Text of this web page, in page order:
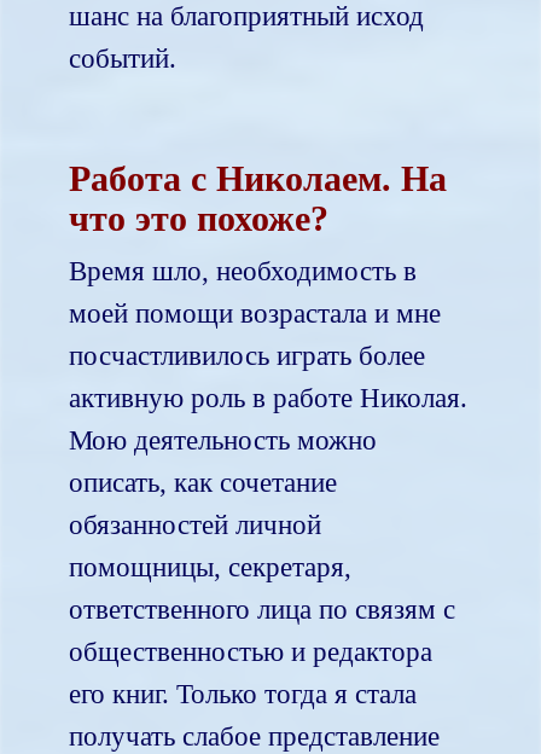
шанс на благоприятный исход
событий.
Работа с Николаем. На
что это похоже?
Время шло, необходимость в
моей помощи возрастала и мне
посчастливилось играть более
активную роль в работе Николая.
Мою деятельность можно
описать, как сочетание
обязанностей личной
помощницы, секретаря,
ответственного лица по связям с
общественностью и редактора
его книг. Только тогда я стала
получать слабое представление